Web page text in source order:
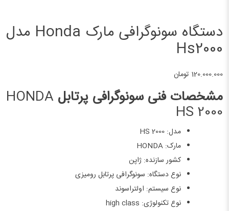
دستگاه سونوگرافی مارک Honda مدل
Hs2000
120.000.000 تومان
مشخصات فنی سونوگرافی پرتابل HONDA
HS 2000
مدل: HS 2000
مارک: HONDA
کشور سازنده: ژاپن
نوع دستگاه: سونوگرافی پرتابل رومیزی
نوع سیستم: اولتراسوند
نوع تکنولوژی: high class